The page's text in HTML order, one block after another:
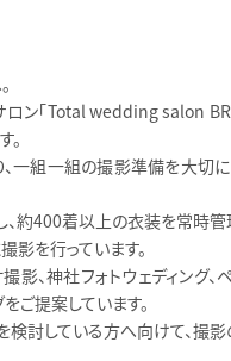
ン「Total wedding salon
。
一組一組の撮影準備を大切
、約400着以上の衣装を常時管
影を行っています。
、神社フォトウェディング、
ご提案しています。
検討している方へ向けて、撮